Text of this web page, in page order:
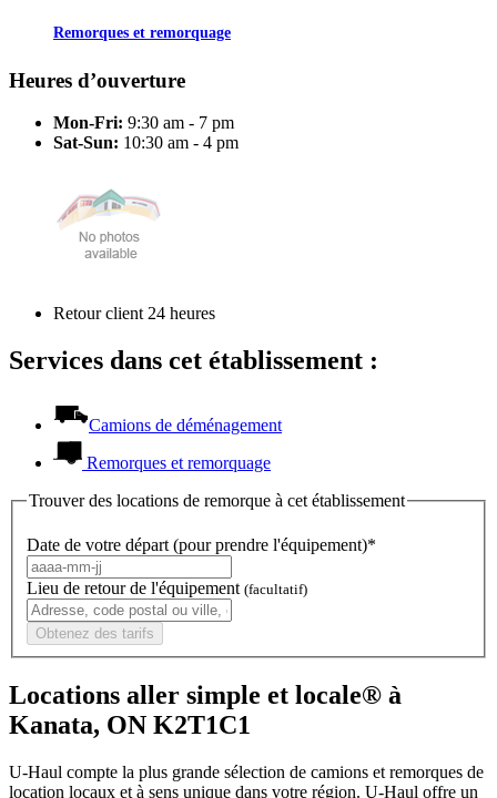
Remorques et remorquage
Heures d’ouverture
Mon-Fri: 9:30 am - 7 pm
Sat-Sun: 10:30 am - 4 pm
Retour client 24 heures
Services dans cet établissement :
Camions de déménagement
Remorques et remorquage
Trouver des locations de remorque à cet établissement
Date de votre départ (pour prendre l'équipement)*
Lieu de retour de l'équipement (facultatif)
Obtenez des tarifs
Locations aller simple et locale® à
Kanata, ON K2T1C1
U-Haul compte la plus grande sélection de camions et remorques de
location locaux et à sens unique dans votre région. U-Haul offre un